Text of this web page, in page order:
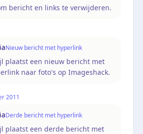
bericht en links te verwijderen.
Nieuw bericht met hyperlink
plaatst een nieuw bericht met
naar foto's op Imageshack.
2011
Derde bericht met hyperlink
plaatst een derde bericht met